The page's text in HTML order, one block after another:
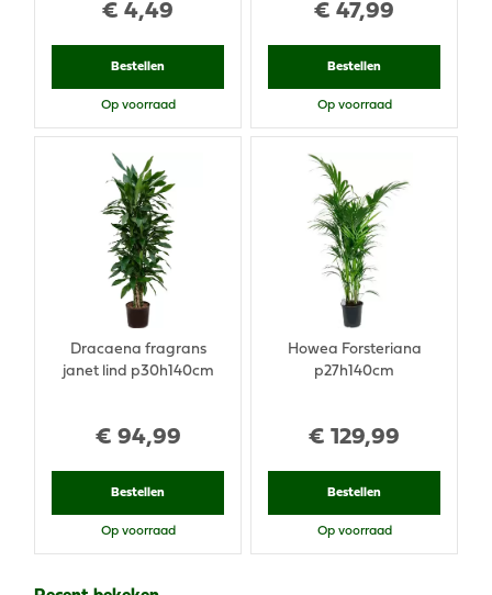
€ 4,49
Bestellen
Op voorraad
€ 47,99
Bestellen
Op voorraad
€ 94,99
Dracaena fragrans
janet lind p30h140cm
Bestellen
Op voorraad
€ 129,99
Howea Forsteriana
p27h140cm
Bestellen
Op voorraad